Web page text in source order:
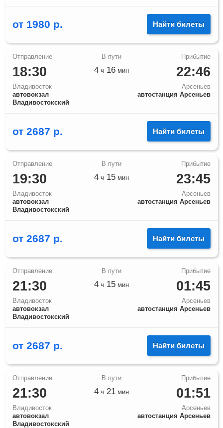
от 1980 р. Найти билеты
18:30
Владивосток
автовокзал
Владивостокский
22:46
Арсеньев
автостанция Арсеньев
4 ч 16 мин
от 2687 р. Найти билеты
19:30
Владивосток
автовокзал
Владивостокский
23:45
Арсеньев
автостанция Арсеньев
4 ч 15 мин
от 2687 р. Найти билеты
21:30
Владивосток
автовокзал
Владивостокский
01:45
Арсеньев
автостанция Арсеньев
4 ч 15 мин
от 2687 р. Найти билеты
21:30
Владивосток
автовокзал
Владивостокский
01:51
Арсеньев
автостанция Арсеньев
4 ч 21 мин